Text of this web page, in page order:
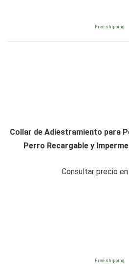
Free shipping
Collar de Adiestramiento para
Perro Recargable y
Consultar precio
Free shipping